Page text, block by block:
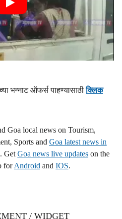
भन्नाट ऑफर्स पाहण्यासाठीक्लिक
Goa local news on Tourism,
Sports and Goa latest news in
Get Goa news live updates on the
forAndroid and IOS.
/ WIDGET